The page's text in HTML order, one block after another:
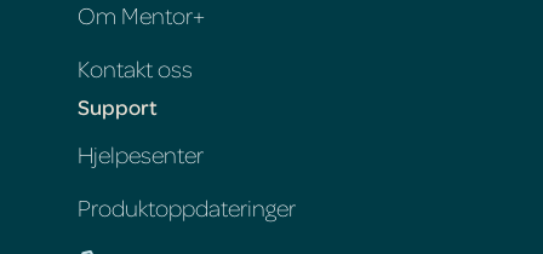
Om Mentor+
Kontakt oss
Support
Hjelpesenter
Produktoppdateringer